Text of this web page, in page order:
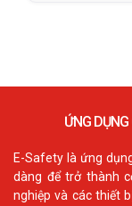
ỨNG
E-Safety là ứng
dàng để trở thành
nghiệp và các thiết